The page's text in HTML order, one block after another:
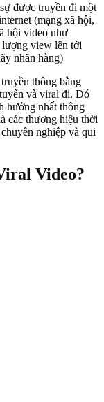
được truyền đi một
(mạng xã hội,
hội video như
lượng view lên tới
nhãn hàng)
thông bằng
và viral đi. Đó
hưởng nhất thông
các thương hiệu thời
nghiệp và qui
Video?